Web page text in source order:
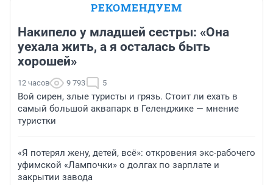
РЕКОМЕНДУЕМ
Накипело у младшей сестры: «Она
уехала жить, а я осталась быть
хорошей»
12 часов 9 793 5
Вой сирен, злые туристы и грязь. Стоит ли ехать в
самый большой аквапарк в Геленджике — мнение
туристки
«Я потерял жену, детей, всё»: откровения экс-рабочего
уфимской «Лампочки» о долгах по зарплате и
закрытии завода